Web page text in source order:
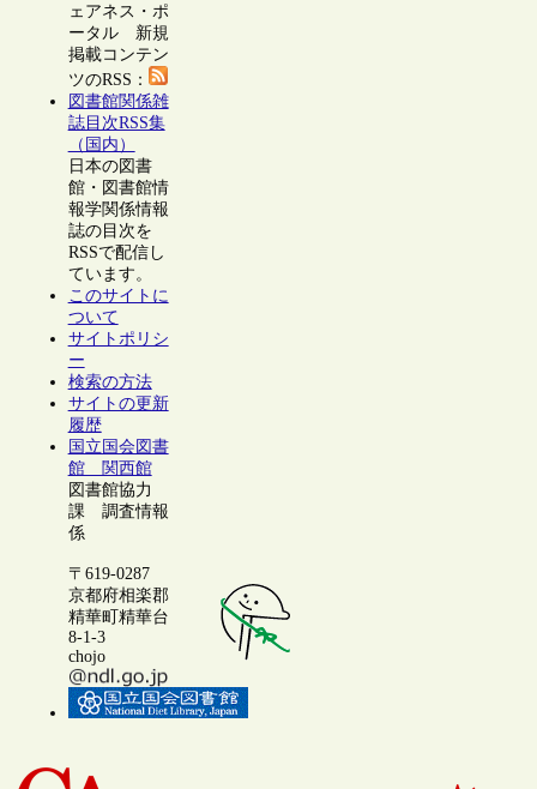
ェアネス・ポ
ータル 新規
掲載コンテン
ツのRSS：
図書館関係雑
誌目次RSS集
（国内）
日本の図書
館・図書館情
報学関係情報
誌の目次を
RSSで配信し
ています。
このサイトに
ついて
サイトポリシ
ー
検索の方法
サイトの更新
履歴
国立国会図書
館 関西館
図書館協力
課 調査情報
係
〒619-0287
京都府相楽郡
精華町精華台
8-1-3
chojo